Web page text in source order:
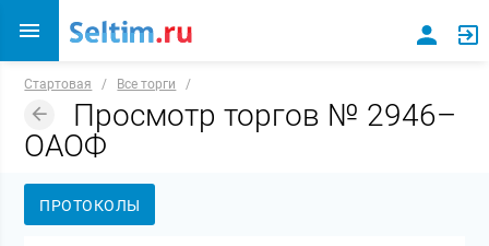
Стартовая / Все торги /
Просмотр торгов № 2946–
ОАОФ
ПРОТОКОЛЫ